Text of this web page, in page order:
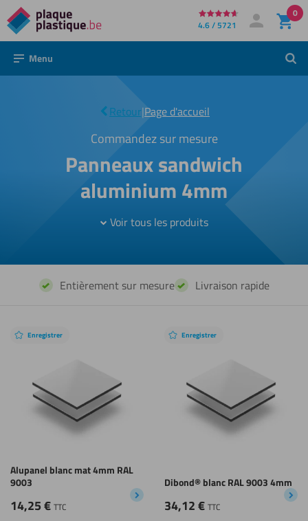
Directement
au
contenu
4.6 / 5721 Mon compte
Se connecter
0
Menu
Retour|Page d'accueil
| sandwich
aluminium
Panneaux sandwich
aluminium 4mm
Commandez sur mesure
Voir tous les produits
Entièrement sur mesure Livraison rapide
Enregistrer
Alupanel blanc mat 4mm RAL
9003
14,25€ TTC
Enregistrer
Dibond® blanc RAL 9003 4mm
34,12€ TTC